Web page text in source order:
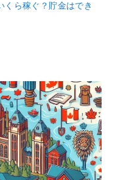
くら稼ぐ？貯金はでき